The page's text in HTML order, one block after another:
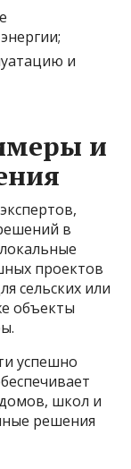
и
и
в
проектов
сельских или
объекты
успешно
школ и
решения